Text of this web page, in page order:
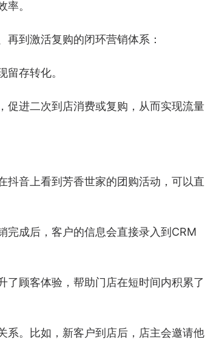
。
到激活复购的闭环营销体系：
存转化。
促进二次到店消费或复购，从而实现流量
抖音上看到芳香世家的团购活动，可以直
完成后，客户的信息会直接录入到CRM
了顾客体验，帮助门店在短时间内积累了
系。比如，新客户到店后，店主会邀请他